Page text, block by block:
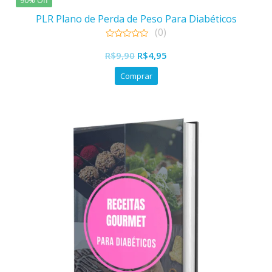
PLR Plano de Perda de Peso Para Diabéticos
out
of
(0)
R$9,90 R$4,95
Comprar